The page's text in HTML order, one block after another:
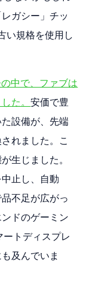
ガシー」チッ
い規格を使用し
中で、ファブは
た。安価で豊
設備が、先端
れました。こ
生じました。
止し、自動
不足が広がっ
ドのゲーミン
トディスプレ
及んでいま